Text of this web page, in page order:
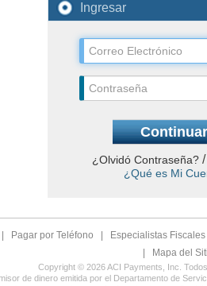
Ingresar
¿Olvidó Contraseña? /
¿Qué es Mi
Pagar por Teléfono Especialistas Fiscales
Mapa del
Copyright © 2026 ACI Payments, Inc.
de dinero emitida por el Departamento de